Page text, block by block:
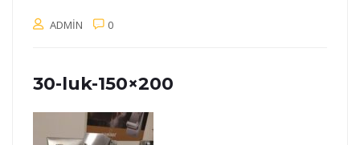
ADMIN 0
30-luk-150×200